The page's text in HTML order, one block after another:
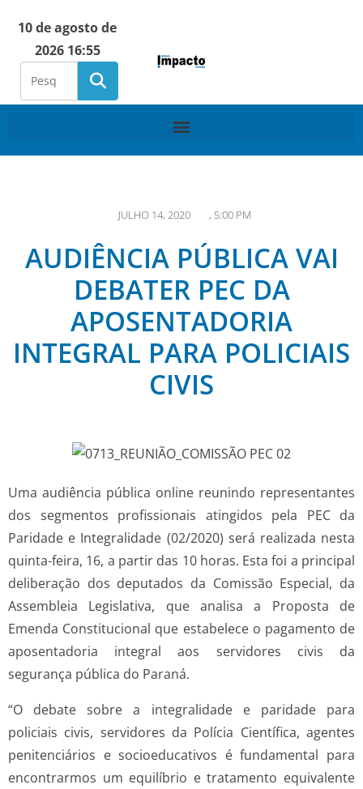
10 de agosto de
2026 16:55
JULHO 14, 2020 , 5:00 PM
AUDIÊNCIA PÚBLICA VAI
DEBATER PEC DA
APOSENTADORIA
INTEGRAL PARA POLICIAIS
CIVIS
Uma audiência pública online reunindo representantes
dos segmentos profissionais atingidos pela PEC da
Paridade e Integralidade (02/2020) será realizada nesta
quinta-feira, 16, a partir das 10 horas. Esta foi a principal
deliberação dos deputados da Comissão Especial, da
Assembleia Legislativa, que analisa a Proposta de
Emenda Constitucional que estabelece o pagamento de
aposentadoria integral aos servidores civis da
segurança pública do Paraná.
“O debate sobre a integralidade e paridade para
policiais civis, servidores da Polícia Científica, agentes
penitenciários e socioeducativos é fundamental para
encontrarmos um equilíbrio e tratamento equivalente